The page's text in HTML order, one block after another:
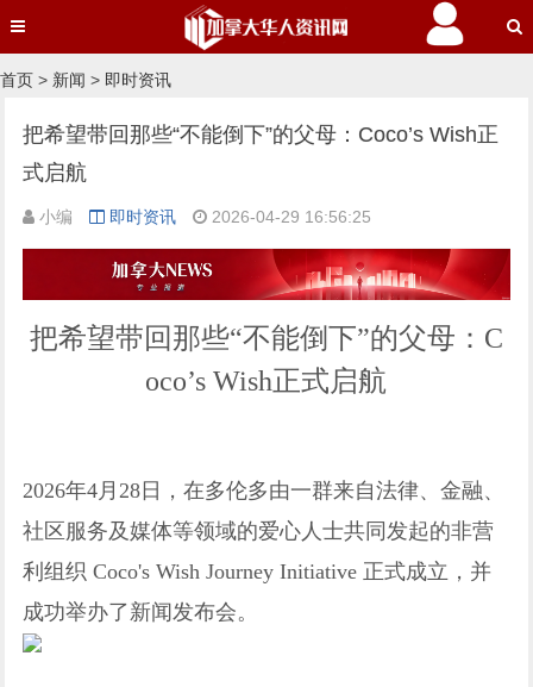
首页 > 新闻 > 即时资讯
把希望带回那些“不能倒下”的父母：Coco’s Wish正
式启航
小编 即时资讯 2026-04-29 16:56:25
把希望带回那些“不能倒下”的父母：C
oco’s Wish正式启航
2026年4月28日，在多伦多由一群来自法律、金融、
社区服务及媒体等领域的爱心人士共同发起的非营
利组织 Coco's Wish Journey Initiative 正式成立，并
成功举办了新闻发布会。